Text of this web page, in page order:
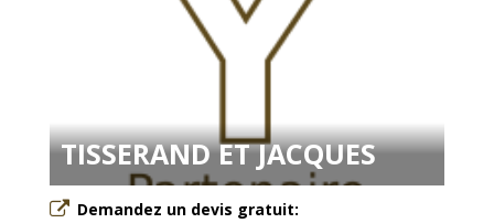
TISSERAND ET JACQUES
Demandez un devis gratuit: